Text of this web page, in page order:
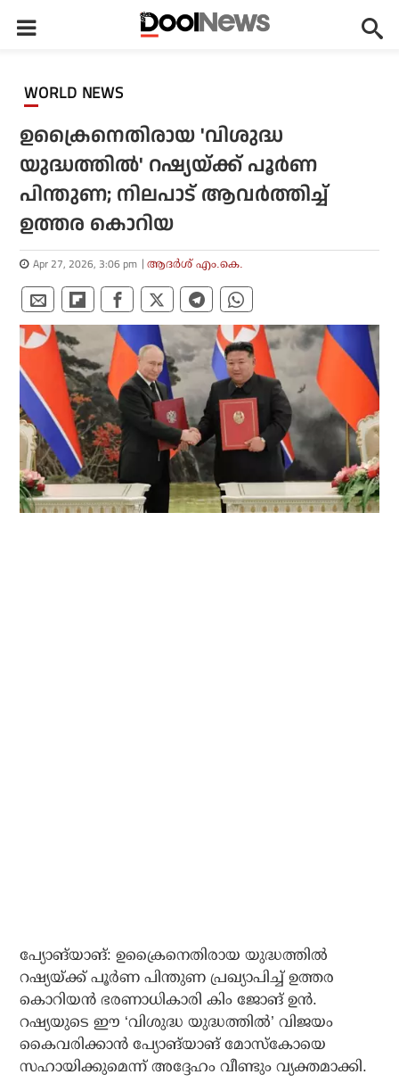
WORLD NEWS
ഉക്രൈനെതിരായ 'വിശുദ്ധ
യുദ്ധത്തില്‍' റഷ്യയ്ക്ക് പൂര്‍ണ
പിന്തുണ; നിലപാട് ആവര്‍ത്തിച്ച്
ഉത്തര കൊറിയ
Apr 27, 2026, 3:06 pm ആദർശ് എം.കെ.
പ്യോങ്‌യാങ്: ഉക്രൈനെതിരായ യുദ്ധത്തില്‍
റഷ്യയ്ക്ക് പൂര്‍ണ പിന്തുണ പ്രഖ്യാപിച്ച് ഉത്തര
കൊറിയന്‍ ഭരണാധികാരി കിം ജോങ് ഉന്‍.
റഷ്യയുടെ ഈ ‘വിശുദ്ധ യുദ്ധത്തില്‍’ വിജയം
കൈവരിക്കാന്‍ പ്യോങ്‌യാങ് മോസ്‌കോയെ
സഹായിക്കുമെന്ന് അദ്ദേഹം വീണ്ടും വ്യക്തമാക്കി.